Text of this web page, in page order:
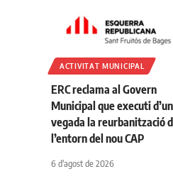
ACTIVITAT MUNICIPAL
ERC reclama al Govern
Municipal que executi
vegada la reurbanització
l’entorn del nou CAP
6 d'agost de 2026